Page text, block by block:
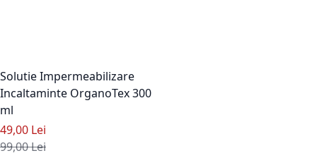
Solutie Impermeabilizare
Incaltaminte OrganoTex 300
ml
Pret special
49,00 Lei
Pret standard
99,00 Lei